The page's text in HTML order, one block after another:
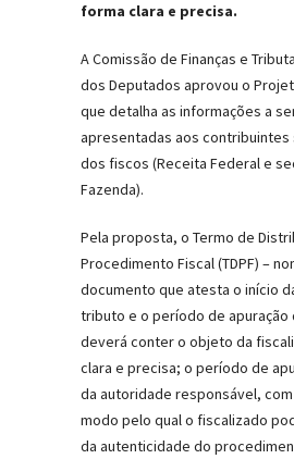
forma clara e precisa.
A Comissão de Finanças e
dos Deputados aprovou o
que detalha as informações a
apresentadas aos contribuintes
dos fiscos (Receita Federal e
Fazenda).
Pela proposta, o Termo de
Procedimento Fiscal (TDPF) –
documento que atesta o início
tributo e o período de apuração
deverá conter o objeto da
clara e precisa; o período de
da autoridade responsável,
modo pelo qual o fiscalizado
da autenticidade do